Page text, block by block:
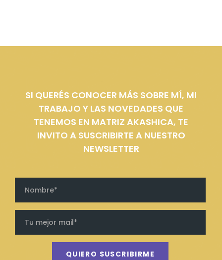
SI QUERÉS CONOCER MÁS SOBRE MÍ, MI
TRABAJO Y LAS NOVEDADES QUE
TENEMOS EN MATRIZ AKASHICA, TE
INVITO A SUSCRIBIRTE A NUESTRO
NEWSLETTER
QUIERO SUSCRIBIRME